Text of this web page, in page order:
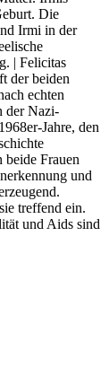
Die
Irmi in der
| Felicitas
der beiden
echten
der Nazi-
Jahre, den
Frauen
und
treffend ein.
und Aids sind